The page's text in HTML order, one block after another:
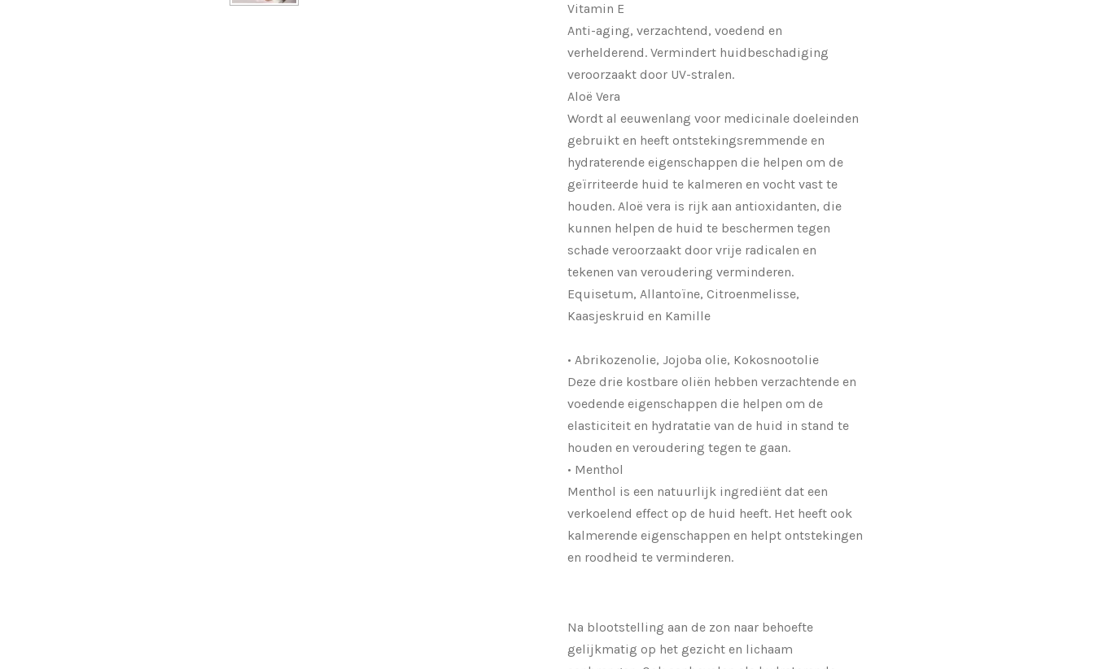
Vitamin E
Anti-aging, verzachtend, voedend en
verhelderend. Vermindert huidbeschadiging
veroorzaakt door UV-stralen.
Aloë Vera
Wordt al eeuwenlang voor medicinale doeleinden
gebruikt en heeft ontstekingsremmende en
hydraterende eigenschappen die helpen om de
geïrriteerde huid te kalmeren en vocht vast te
houden. Aloë vera is rijk aan antioxidanten, die
kunnen helpen de huid te beschermen tegen
schade veroorzaakt door vrije radicalen en
tekenen van veroudering verminderen.
Equisetum, Allantoïne, Citroenmelisse,
Kaasjeskruid en Kamille
• Abrikozenolie, Jojoba olie, Kokosnootolie
Deze drie kostbare oliën hebben verzachtende en
voedende eigenschappen die helpen om de
elasticiteit en hydratatie van de huid in stand te
houden en veroudering tegen te gaan.
• Menthol
Menthol is een natuurlijk ingrediënt dat een
verkoelend effect op de huid heeft. Het heeft ook
kalmerende eigenschappen en helpt ontstekingen
en roodheid te verminderen.
Na blootstelling aan de zon naar behoefte
gelijkmatig op het gezicht en lichaam